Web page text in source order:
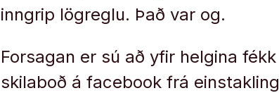
inngrip lögreglu. Það var og.
Forsagan er sú að yfir helgina
skilaboð á facebook frá